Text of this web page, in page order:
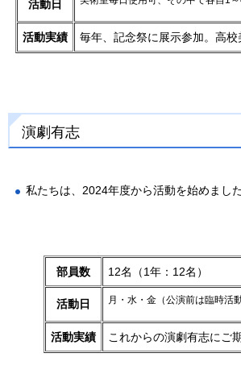
活動日
活動実績 毎年、記念祭に展示参加。高校
演劇有志
私たちは、2024年度から活動を始めました
部員数 12名（1年：12名）
活動日 月・水・金（公演前は臨時活
活動実績 これからの演劇有志にご